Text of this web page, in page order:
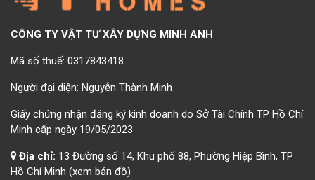
CÔNG TY VẬT TƯ XÂY DỰNG MINH ANH
Mã số thuế: 0317843418
Người đại diện: Nguyễn Thành Minh
Giấy chứng nhận đăng ký kinh doanh do Sở Tài Chính TP Hồ Chí
Minh cấp ngày 19/05/2023
Địa chỉ: 13 Đường số 14, Khu phố 88, Phường Hiệp Bình, TP
Hồ Chí Minh (xem bản đồ)